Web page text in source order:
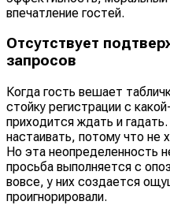
впечатление гостей.
Отсутствует
запросов
Когда гость вешает
стойку регистрации с
приходится ждать и
настаивать, потому что не
Но эта неопределенность
просьба выполняется с
вовсе, у них создается
проигнорировали.